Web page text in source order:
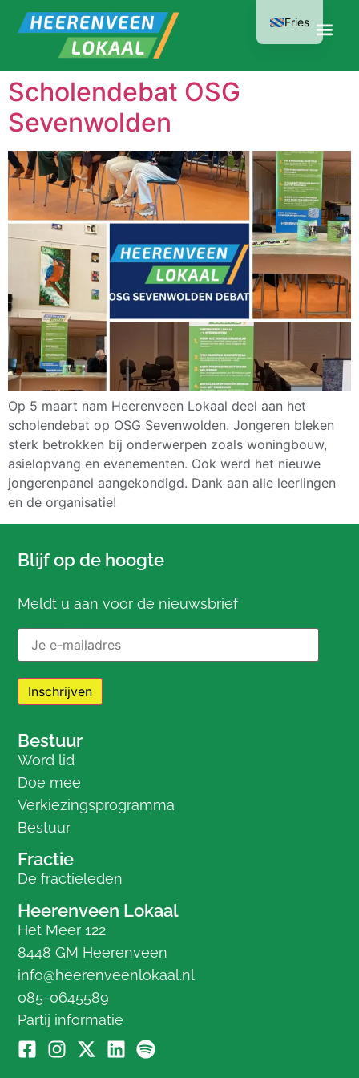
Scholendebat OSG
Sevenwolden
Op 5 maart nam Heerenveen Lokaal deel aan het
scholendebat op OSG Sevenwolden. Jongeren bleken
sterk betrokken bij onderwerpen zoals woningbouw,
asielopvang en evenementen. Ook werd het nieuwe
jongerenpanel aangekondigd. Dank aan alle leerlingen
en de organisatie!
Blijf op de hoogte
Meldt u aan voor de nieuwsbrief
Bestuur
Word lid
Doe mee
Verkiezingsprogramma
Bestuur
Fractie
De fractieleden
Heerenveen Lokaal
Het Meer 122
8448 GM Heerenveen
info@heerenveenlokaal.nl
085-0645589
Partij informatie
Fries